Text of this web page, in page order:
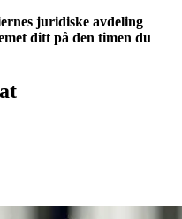
juridiske avdeling
ditt på den timen du